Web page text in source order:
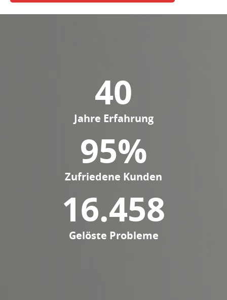
40
Jahre Erfahrung
95%
Zufriedene Kunden
16.458
Gelöste Probleme